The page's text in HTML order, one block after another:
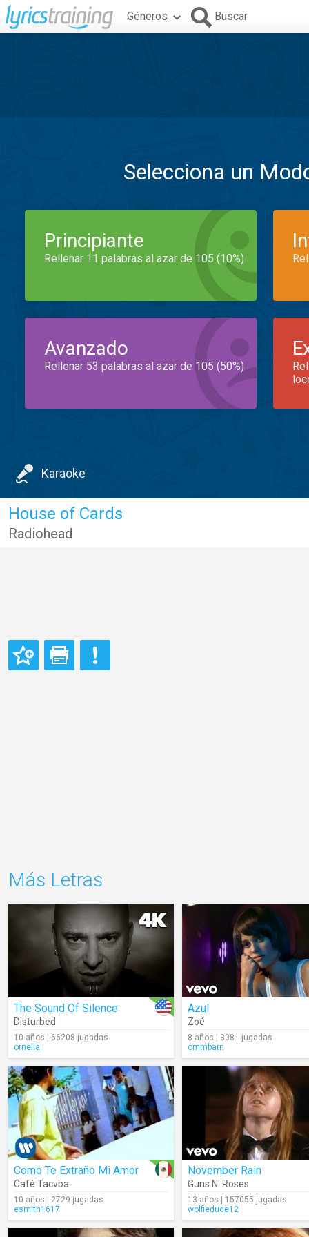
Géneros Buscar
Selecciona un
Principiante
Rellenar 11 palabras al azar de 105 (10%)
Avanzado
Rellenar 53 palabras al azar de 105 (50%)
Karaoke
House of Cards
Radiohead
Más Letras
The Sound Of Silence
Disturbed
10 años | 66208 jugadas
ornella
Azul
Zoé
8 años | 3081 jugadas
cmmbarn
Como Te Extraño Mi Amor
Café Tacvba
10 años | 2729 jugadas
esmith1617
November Rain
Guns N' Roses
13 años | 157055 jugadas
wolfiedude12